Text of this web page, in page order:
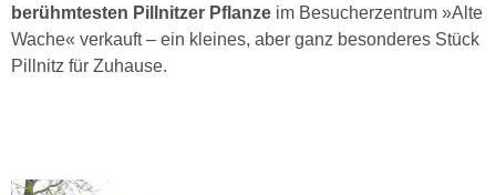
berühmtesten Pillnitzer Pflanze im Besucherzentrum »Alte
Wache« verkauft – ein kleines, aber ganz besonderes Stück
Pillnitz für Zuhause.